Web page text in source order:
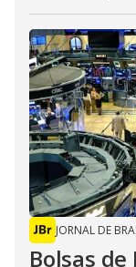
JORNAL DE
Bolsas